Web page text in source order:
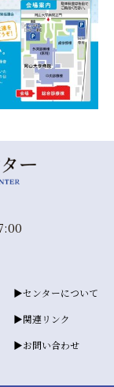
センターについて
関連リンク
お問い合わせ